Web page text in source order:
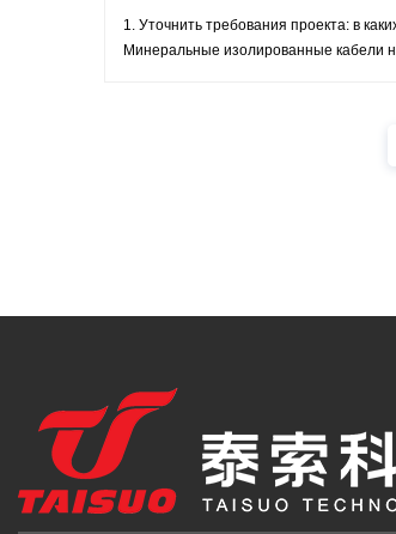
1. Уточнить требования проекта: в
Минеральные изолированные кабели